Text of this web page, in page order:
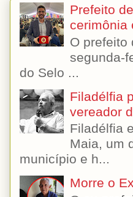
Prefeito
cerimônia
O prefeito
segunda-
do Selo ...
Filadélfia
vereador
Filadélfia
Maia, um
município e h...
Morre o